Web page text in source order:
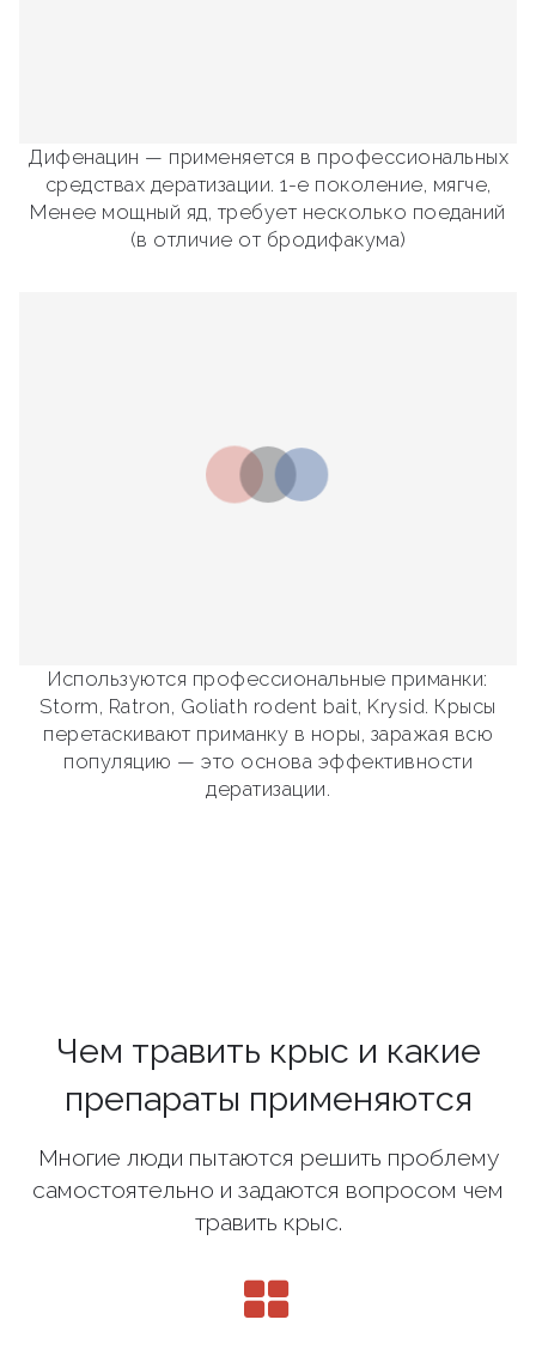
Дифенацин — применяется в профессиональных
средствах дератизации. 1-е поколение, мягче,
Менее мощный яд, требует несколько поеданий
(в отличие от бродифакума)
Используются профессиональные приманки:
Storm, Ratron, Goliath rodent bait, Krysid. Крысы
перетаскивают приманку в норы, заражая всю
популяцию — это основа эффективности
дератизации.
Чем травить крыс и какие
препараты применяются
Многие люди пытаются решить проблему
самостоятельно и задаются вопросом чем
травить крыс.